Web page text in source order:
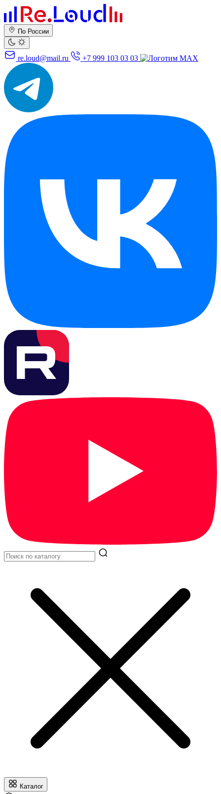
По России
re.loud@mail.ru +7 999 103 03 03
Каталог